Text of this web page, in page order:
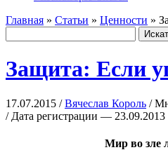
Главная » Статьи » Ценности »
Защита: Если
17.07.2015 /Вячеслав Король /
/ Дата регистрации — 23.09.2013
Мир во зле